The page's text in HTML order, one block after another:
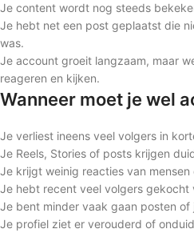
Je content wordt nog steeds
Je hebt net een post geplaatst die
was.
Je account groeit langzaam, maar
reageren en kijken.
Wanneer moet je wel
Je verliest ineens veel volgers in
Je Reels, Stories of posts krijgen
Je krijgt weinig reacties van
Je hebt recent veel volgers gekocht
Je bent minder vaak gaan posten
Je profiel ziet er verouderd of